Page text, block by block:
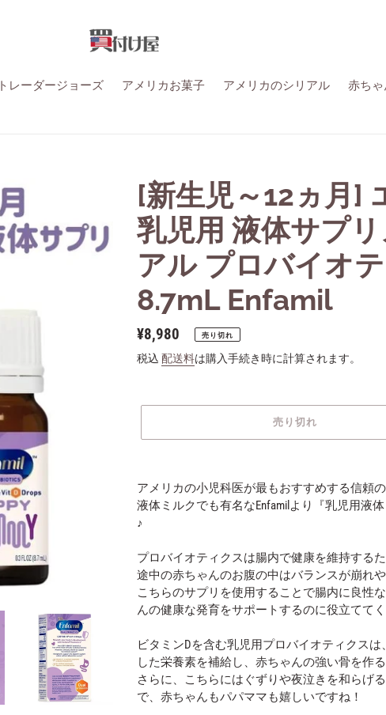
トレーダージョーズ アメリカお菓子 アメリカのシリアル 赤ちゃ
[新生児～12ヵ月]
乳児用 液体サプ
アル プロバイオ
8.7mL Enfamil
通
常
格
¥8,980 売り切れ
税込 配送料は購入手続き時に計算されます。
売り切れ
ー
ト
品
を
追
加
る
アメリカの小児科医が最もおすすめする信頼の
液体ミルクでも有名なEnfamilより『乳児用液
♪
プロバイオティクスは腸内で健康を維持する
途中の赤ちゃんのお腹の中はバランスが崩れや
こちらのサプリを使用することで腸内に良性
んの健康な発育をサポートするのに役立ててく
ビタミンDを含む乳児用プロバイオティクス
した栄養素を補給し、赤ちゃんの強い骨を作
さらに、こちらにはぐずりや夜泣きを和らげ
で、赤ちゃんもパパママも嬉しいですね！